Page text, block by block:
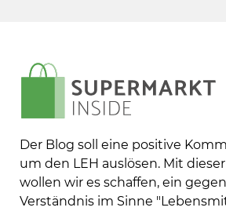
Der Blog soll eine positive
um den LEH auslösen. Mit
wollen wir es schaffen, ein
Verständnis im Sinne